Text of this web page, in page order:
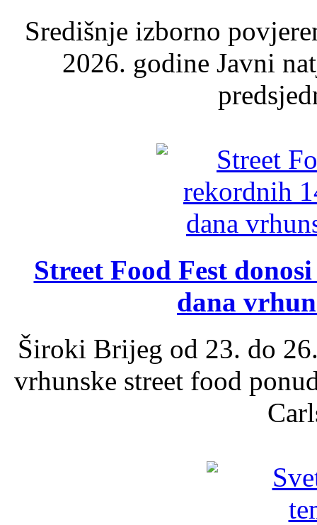
Središnje izborno
2026. godine Javni
Street Food Fest
dana
Široki Brijeg od 23. do
vrhunske street food